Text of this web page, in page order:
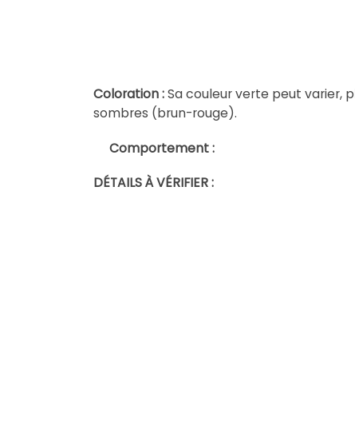
Coloration :Sa couleur verte peut varier,
sombres (brun-rouge).
Comportement :
DÉTAILS À VÉRIFIER :